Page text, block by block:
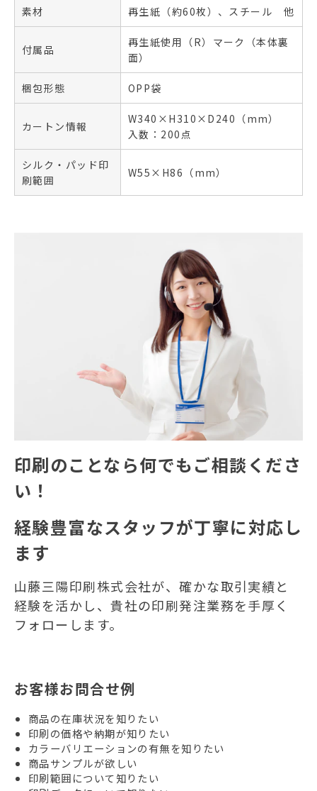
素材 再生紙（約60枚）、スチール 他
付属品
再生紙使用（R）マーク（本体裏
面）
梱包形態 OPP袋
カートン情報
W340×H310×D240（mm）
入数：200点
シルク・パッド印
刷範囲
W55×H86（mm）
印刷のことなら何でもご相談くださ
い！
経験豊富なスタッフが丁寧に対応し
ます
山藤三陽印刷株式会社が、確かな取引実績と
経験を活かし、貴社の印刷発注業務を手厚く
フォローします。
お客様お問合せ例
商品の在庫状況を知りたい
印刷の価格や納期が知りたい
カラーバリエーションの有無を知りたい
商品サンプルが欲しい
印刷範囲について知りたい